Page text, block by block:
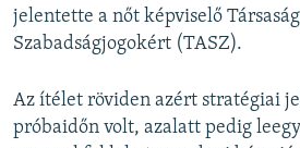
jelentette a nőt képviselő
Szabadságjogokért (TASZ).
Az ítélet röviden azért stratégiai
próbaidőn volt, azalatt pedig